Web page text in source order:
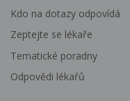
Kdo na dotazy odpovídá
Zeptejte se lékaře
Tematické poradny
Odpovědi lékařů